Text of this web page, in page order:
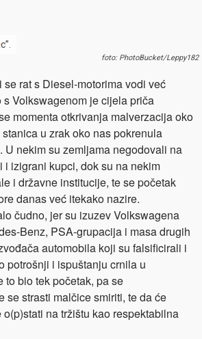
foto: PhotoBucket/Leppy182
rat s Diesel-motorima vodi već
Volkswagenom je cijela priča
momenta otkrivanja malverzacija oko
u zrak oko nas pokrenula
U nekim su zemljama negodovali na
i izigrani kupci, dok su na nekim
i državne institucije, te se početak
danas već itekako nazire.
čudno, jer su izuzev Volkswagena
Benz, PSA-grupacija i masa drugih
automobila koji su falsificirali i
potrošnji i ispuštanju crnila u
to bio tek početak, pa se
se strasti malčice smiriti, te da će
na tržištu kao respektabilna